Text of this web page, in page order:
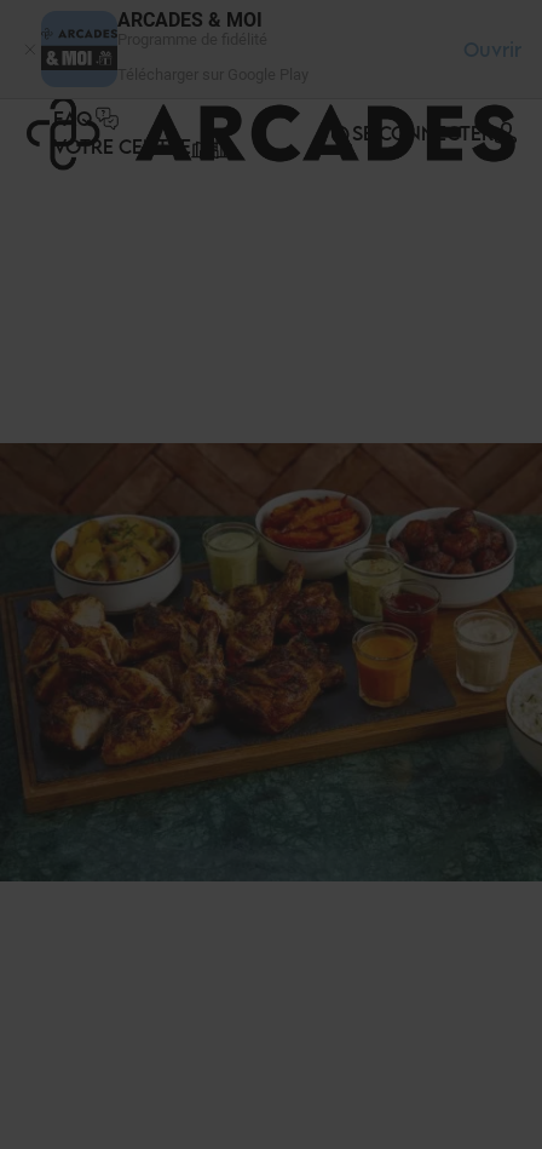
ARCADES & MOI
Ouvrir
FAQ
VOTRE CENTRE
SE CONNECTER
Panneau de gestion des cookies